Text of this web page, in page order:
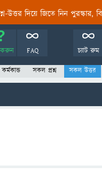
উত্তর দিয়ে জিতে নিন পুরস্কার,
করুন FAQ চ্যাট রুম
সকল প্রশ্ন সকল উত্তর